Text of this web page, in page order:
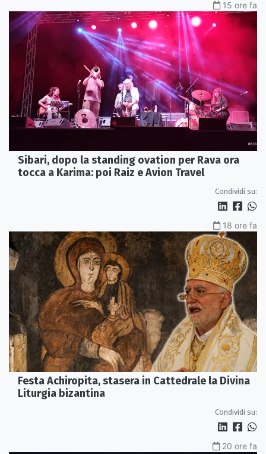
15 ore fa
Sibari, dopo la standing ovation per Rava ora
tocca a Karima: poi Raiz e Avion Travel
Condividi su:
18 ore fa
Festa Achiropita, stasera in Cattedrale la Divina
Liturgia bizantina
Condividi su:
20 ore fa